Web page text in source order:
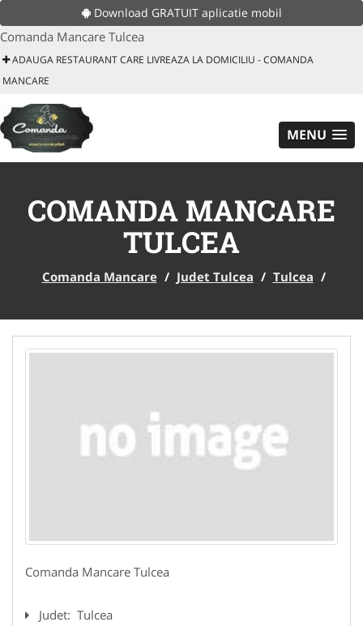
Download GRATUIT aplicatie mobil
Comanda Mancare Tulcea
ADAUGA RESTAURANT CARE LIVREAZA LA DOMICILIU - COMANDA
MANCARE
MENU
COMANDA MANCARE
TULCEA
Comanda Mancare / Judet Tulcea / Tulcea /
Comanda Mancare Tulcea
Judet: Tulcea